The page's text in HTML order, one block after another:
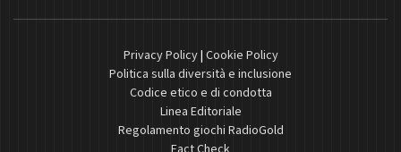
Privacy Policy| Cookie Policy
Politica sulla diversità e inclusione
Codice etico e di condotta
Linea Editoriale
Regolamento giochi RadioGold